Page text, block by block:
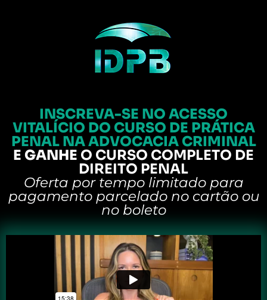
INSCREVA-SE NO ACESSO
VITALÍCIO DO CURSO DE PRÁTICA
PENAL NA ADVOCACIA CRIMINAL
E GANHE O CURSO COMPLETO DE
DIREITO PENAL
Oferta por tempo limitado para
pagamento parcelado no cartão ou
no boleto